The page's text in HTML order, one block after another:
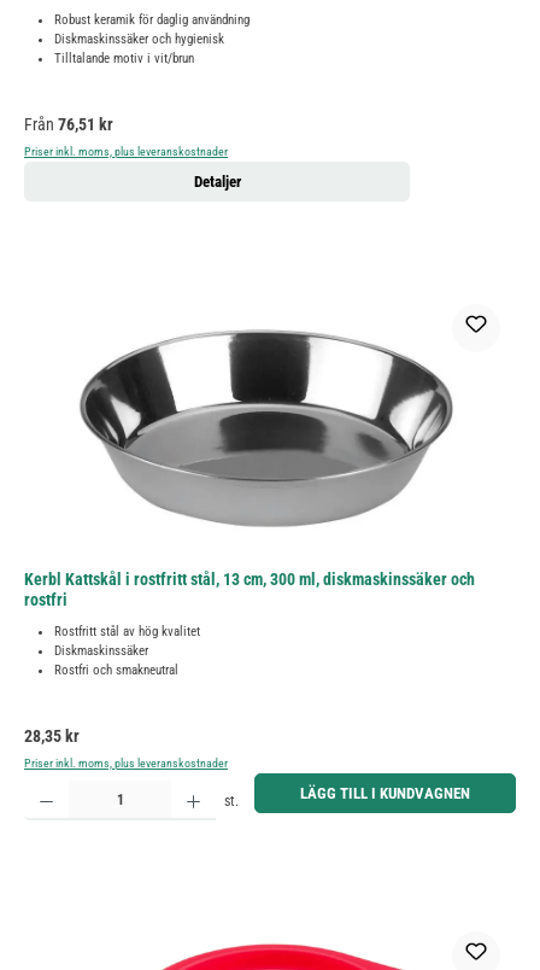
Robust keramik för daglig användning
Diskmaskinssäker och hygienisk
Tilltalande motiv i vit/brun
Ordinarie pris:
Från 76,51 kr
Priser inkl. moms, plus leveranskostnader
Detaljer
Kerbl Kattskål i rostfritt stål, 13 cm, 300 ml, diskmaskinssäker och
rostfri
Rostfritt stål av hög kvalitet
Diskmaskinssäker
Rostfri och smakneutral
Ordinarie pris:
28,35 kr
Priser inkl. moms, plus leveranskostnader
Produktkvantitet: Ange önskat belopp eller använd knapparna för att öka eller minska kvantiteten.
st. LÄGG TILL I KUNDVAGNEN